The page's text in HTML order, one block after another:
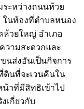
ระหว่างถนนห้วย
ในท้องที่ตำบลหนอง
ห้วยใหญ่ อำเภอ
วามสะดวกและ
นส่งอันเป็นกิจการ
นที่จะเวนคืนใน
น้าที่มีสิทธิเข้าไป
เกี่ยวกับ